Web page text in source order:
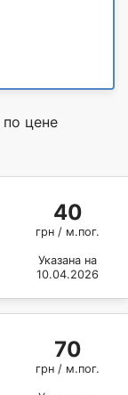
по цене
40
грн / м.пог.
Указана на
10.04.2026
70
грн / м.пог.